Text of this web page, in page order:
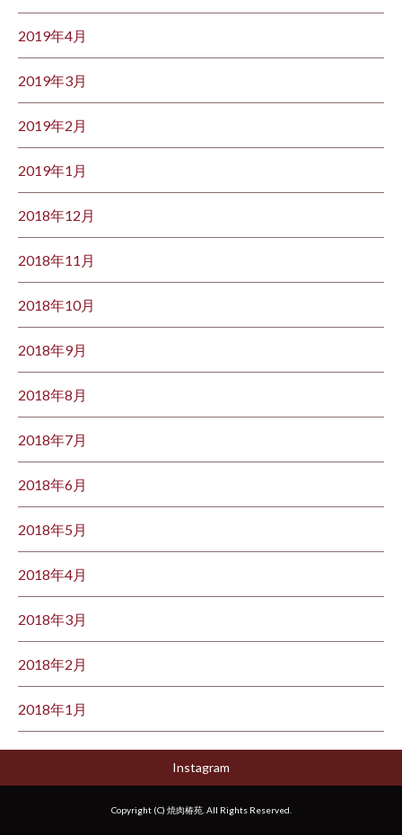
2019年4月
2019年3月
2019年2月
2019年1月
2018年12月
2018年11月
2018年10月
2018年9月
2018年8月
2018年7月
2018年6月
2018年5月
2018年4月
2018年3月
2018年2月
2018年1月
Instagram
Copyright (C) 焼肉椿苑. All Rights Reserved.